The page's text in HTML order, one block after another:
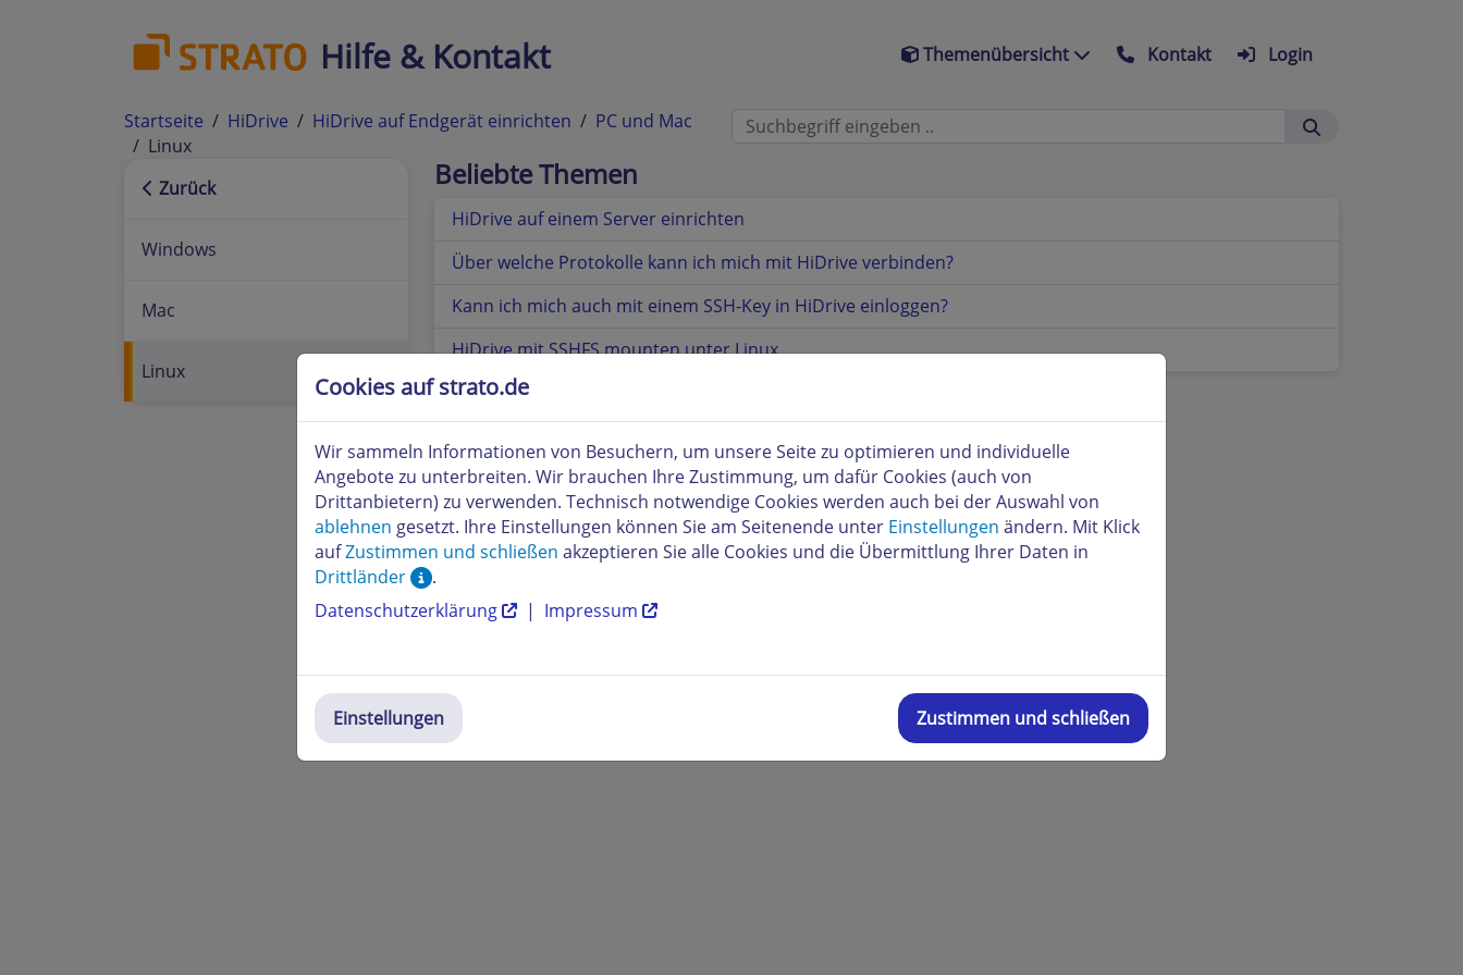
Hilfe & Kontakt Themenübersicht Kontakt Login
Startseite HiDrive HiDrive auf Endgerät einrichten
PC und Mac
Linux
Zurück
Windows
Mac
Linux
Beliebte Themen
HiDrive auf einem Server einrichten
Über welche Protokolle kann ich mich mit HiDrive verbinden?
Kann ich mich auch mit einem SSH-Key in HiDrive einloggen?
HiDrive mit SSHFS mounten unter Linux
Cookies auf strato.de
Wir sammeln Informationen von Besuchern, um unsere Seite zu optimieren und individuelle
Angebote zu unterbreiten. Wir brauchen Ihre Zustimmung, um dafür Cookies (auch von
Drittanbietern) zu verwenden. Technisch notwendige Cookies werden auch bei der Auswahl von
ablehnen gesetzt. Ihre Einstellungen können Sie am Seitenende unter Einstellungen ändern. Mit Klick
aufZustimmen und schließen akzeptieren Sie alle Cookies und die Übermittlung Ihrer Daten in
Drittländer
.
Datenschutzerklärung
| Impressum
Einstellungen Zustimmen und schließen